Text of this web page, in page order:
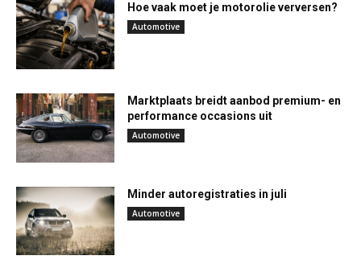
Hoe vaak moet je motorolie verversen?
Automotive
Marktplaats breidt aanbod premium- en
performance occasions uit
Automotive
Minder autoregistraties in juli
Automotive